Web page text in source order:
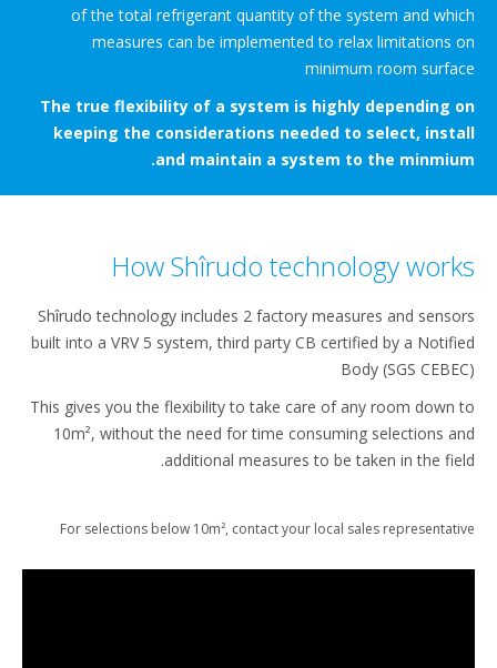
of the total refrigerant quantity of the system
measures can be implemented to relax
minimum
The true flexibility of a system is highly
keeping the considerations needed to
and maintain a system to the
How Shîrudo technology
Shîrudo technology includes 2 factory measures
built into a VRV 5 system, third party CB certified by
Body
This gives you the flexibility to take care of any
10m², without the need for time consuming
additional measures to be taken in
For selections below 10m², contact your local sales